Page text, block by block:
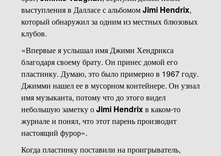
выступления в Далласе с альбомомJimi Hendrix,
который обнаружил за одним из местных блюзовых
клубов.
«Впервые я услышал имя Джими Хендрикса
благодаря своему брату. Он принес домой его
пластинку. Думаю, это было примерно в 1967 году.
Джимми нашел ее в мусорном контейнере. Он узнал
имя музыканта, потому что до этого видел
небольшую заметку оJimi Hendrixв каком-то
журнале и понял, что этот парень производит
настоящий фурор».
Когда пластинку поставили на проигрыватель,